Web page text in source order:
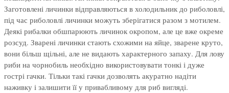
Заготовлені личинки відправляються в холодильник до риболовлі,
під час риболовлі личинки можуть зберігатися разом з мотилем.
Деякі рибалки обшпарюють личинок окропом, але це вже окреме
розсуд. Зварені личинки стають схожими на яйце, зварене круто,
вони більш щільні, але не видають характерного запаху. Для лову
риби на чорнобиль необхідно використовувати тонкі і дуже
гострі гачки. Тільки такі гачки дозволять акуратно надіти
наживку і залишити її у привабливому для риб вигляді.